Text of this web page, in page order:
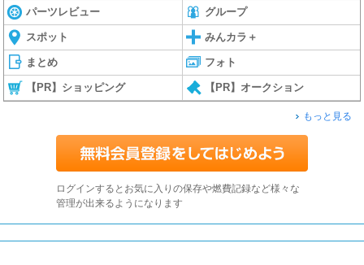
パーツレビュー グループ
スポット みんカラ＋
まとめ フォト
【PR】ショッピング 【PR】オークション
もっと見る
ログインするとお気に入りの保存や燃費記録など様々な
管理が出来るようになります